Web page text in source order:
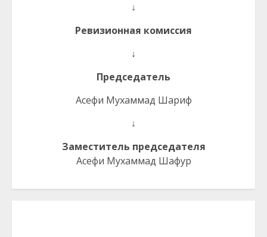
↓
Ревизионная комиссия
↓
Председатель
Асефи Мухаммад Шариф
↓
Заместитель председателя
Асефи Мухаммад Шафур